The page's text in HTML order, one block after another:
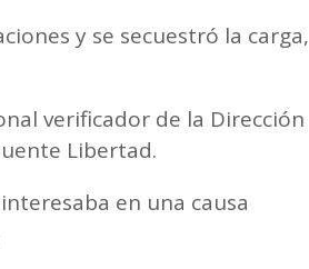
y se secuestró la carga,
verificador de la Dirección
Libertad.
en una causa